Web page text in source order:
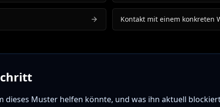
Kontakt mit einem konkreten
dieses Muster helfen könnte, und was ihn aktuell